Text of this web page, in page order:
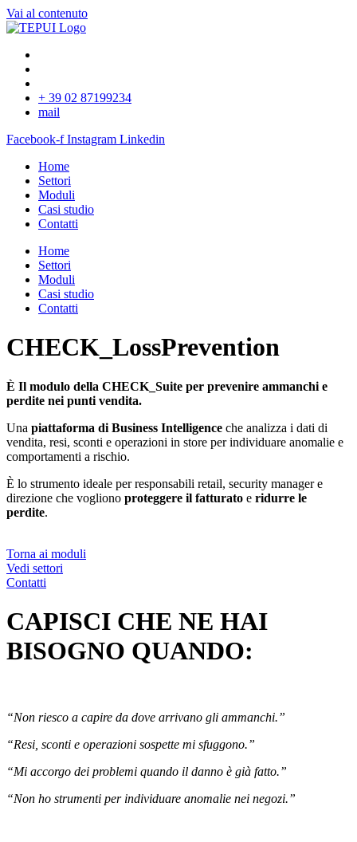
Vai al contenuto
+ 39 02 87199234
mail
Facebook-f Instagram Linkedin
Home
Settori
Moduli
Casi studio
Contatti
Home
Settori
Moduli
Casi studio
Contatti
CHECK_LossPrevention
È Il modulo della CHECK_Suite per prevenire ammanchi e
perdite nei punti vendita.
Una piattaforma di Business Intelligence che analizza i dati di
vendita, resi, sconti e operazioni in store per individuare anomalie e
comportamenti a rischio.
È lo strumento ideale per responsabili retail, security manager e
direzione che vogliono proteggere il fatturato e ridurre le
perdite.
Torna ai moduli
Vedi settori
Contatti
CAPISCI CHE NE HAI
BISOGNO QUANDO:
“Non riesco a capire da dove arrivano gli ammanchi.”
“Resi, sconti e operazioni sospette mi sfuggono.”
“Mi accorgo dei problemi quando il danno è già fatto.”
“Non ho strumenti per individuare anomalie nei negozi.”